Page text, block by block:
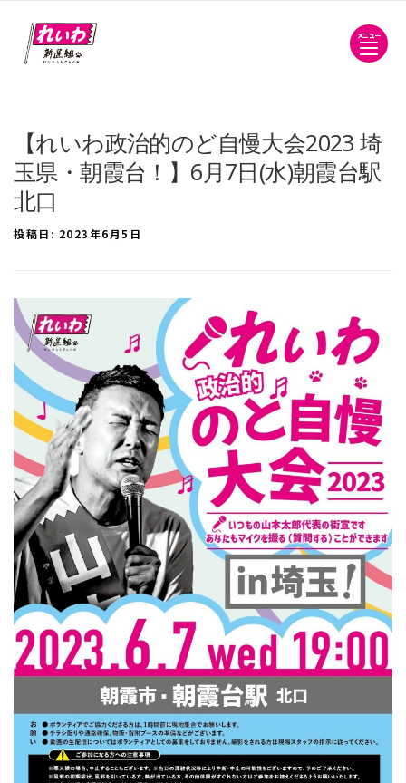
メニュー
【れいわ政治的のど自慢大会2023 埼
玉県・朝霞台！】6月7日(水)朝霞台駅
北口
投稿日: 2023年6月5日